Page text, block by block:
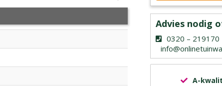
Advies nodig
0320 – 219170
A-